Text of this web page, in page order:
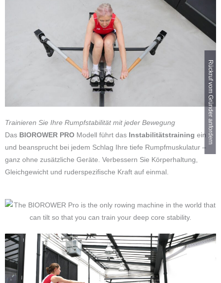
Trainieren Sie Ihre Rumpfstabilität mit jeder Bewegung
Das BIOROWER PRO Modell führt das Instabilitätstraining ein
und beansprucht bei jedem Schlag Ihre tiefe Rumpfmuskulatur –
ganz ohne zusätzliche Geräte. Verbessern Sie Körperhaltung,
Gleichgewicht und ruderspezifische Kraft auf einmal.
Rückruf vom Gründer anfordern